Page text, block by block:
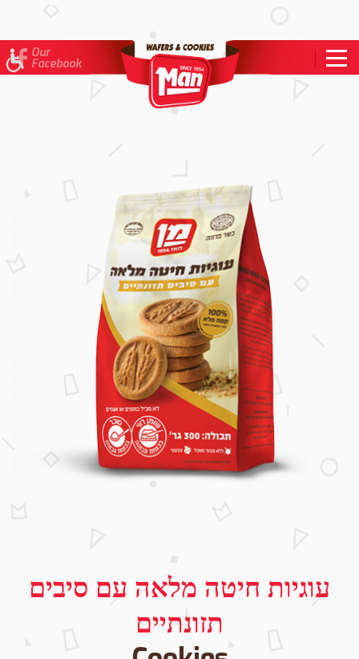
accessibility
Menu
please
Our
Facebook
עוגיות חיטה מלאה עם סיבים
תזונתיים